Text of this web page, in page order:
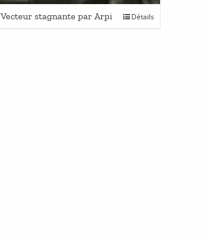
Vecteur stagnante par Arpi Détails